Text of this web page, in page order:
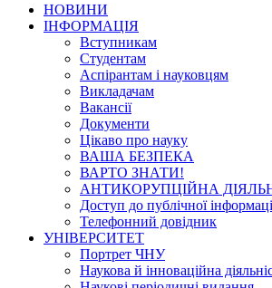
НОВИНИ
ІНФОРМАЦІЯ
Вступникам
Студентам
Аспірантам і науковцям
Викладачам
Вакансії
Документи
Цікаво про науку
ВАША БЕЗПЕКА
ВАРТО ЗНАТИ!
АНТИКОРУПЦІЙНА
Доступ до публічної
Телефонний довідник
УНІВЕРСИТЕТ
Портрет ЧНУ
Наукова й інноваційна